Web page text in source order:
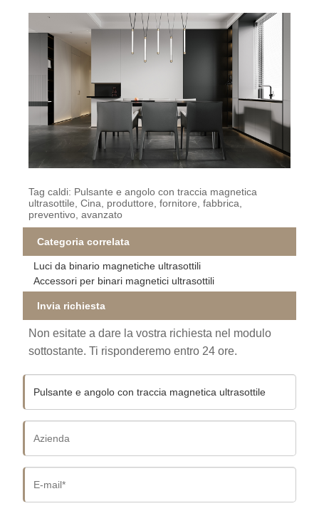
Tag caldi: Pulsante e angolo con traccia magnetica
ultrasottile, Cina, produttore, fornitore, fabbrica,
preventivo, avanzato
Categoria correlata
Luci da binario magnetiche ultrasottili
Accessori per binari magnetici ultrasottili
Invia richiesta
Non esitate a dare la vostra richiesta nel modulo
sottostante. Ti risponderemo entro 24 ore.